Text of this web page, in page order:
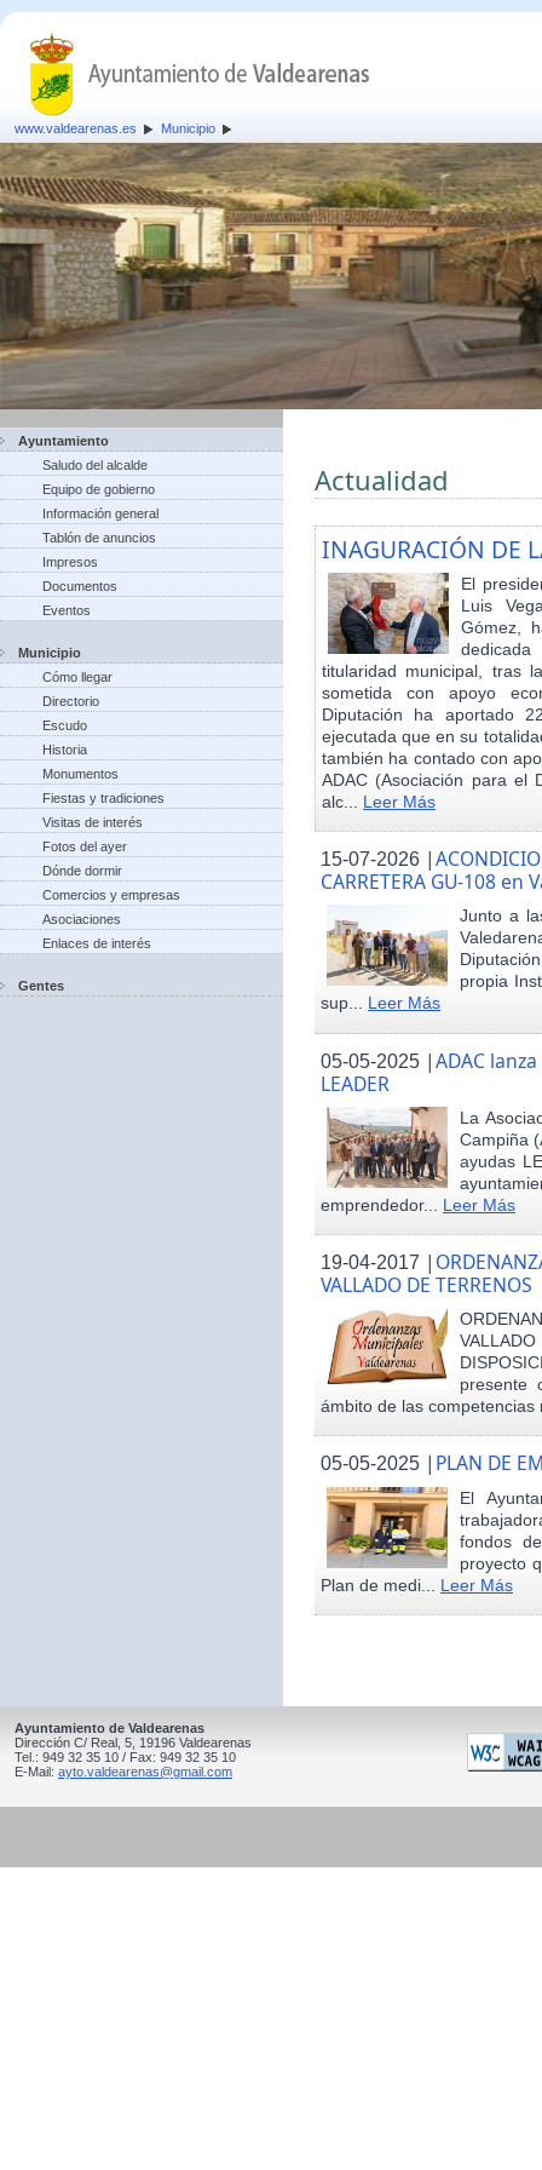
www.valdearenas.es Municipio
Ayuntamiento
Saludo del alcalde
Equipo de gobierno
Información general
Tablón de anuncios
Impresos
Documentos
Eventos
Municipio
Cómo llegar
Directorio
Escudo
Historia
Monumentos
Fiestas y tradiciones
Visitas de interés
Fotos del ayer
Dónde dormir
Comercios y empresas
Asociaciones
Enlaces de interés
Gentes
Actualidad
INAGURACIÓN DE
El
Luis
Gómez,
titularidad municipal, tras
sometida con apoyo
Diputación ha aportado
ejecutada que en su
también ha contado con
ADAC (Asociación para el
alc... Leer Más
15-07-2026 |
CARRETERA GU-108 en
Junto a
propia
sup... Leer Más
05-05-2025 |ADAC
LEADER
La
Campiña
ayudas
emprendedor... Leer Más
19-04-2017 |
VALLADO DE TERRENOS
presente
ámbito de las
05-05-2025 | PLAN DE
El
fondos
proyecto
Plan de medi... Leer Más
Ayuntamiento de Valdearenas
Dirección C/ Real, 5, 19196 Valdearenas
Tel.: 949 32 35 10 / Fax: 949 32 35 10
E-Mail: ayto.valdearenas@gmail.com